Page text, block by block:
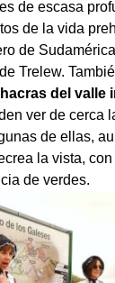
de escasa
de la vida
de
Trelew.
del valle
ver de cerca
de ellas,
la vista,
de verdes.